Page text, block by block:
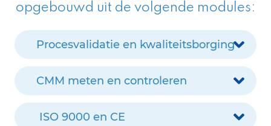
opgebouwd uit de volgende modules:
Procesvalidatie en kwaliteitsborging
CMM meten en controleren
ISO 9000 en CE